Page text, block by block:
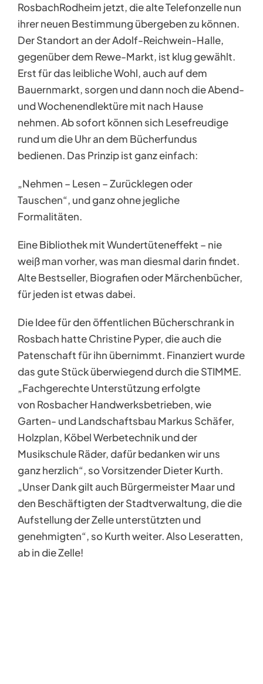
RosbachRodheim jetzt, die alte Telefonzelle nun
ihrer neuen Bestimmung übergeben zu können.
Der Standort an der Adolf-Reichwein-Halle,
gegenüber dem Rewe-Markt, ist klug gewählt.
Erst für das leibliche Wohl, auch auf dem
Bauernmarkt, sorgen und dann noch die Abend-
und Wochenendlektüre mit nach Hause
nehmen. Ab sofort können sich Lesefreudige
rund um die Uhr an dem Bücherfundus
bedienen. Das Prinzip ist ganz einfach:
„Nehmen – Lesen – Zurücklegen oder
Tauschen“, und ganz ohne jegliche
Formalitäten.
Eine Bibliothek mit Wundertüteneffekt – nie
weiß man vorher, was man diesmal darin findet.
Alte Bestseller, Biografien oder Märchenbücher,
für jeden ist etwas dabei.
Die Idee für den öffentlichen Bücherschrank in
Rosbach hatte Christine Pyper, die auch die
Patenschaft für ihn übernimmt. Finanziert wurde
das gute Stück überwiegend durch die STIMME.
„Fachgerechte Unterstützung erfolgte
von Rosbacher Handwerksbetrieben, wie
Garten- und Landschaftsbau Markus Schäfer,
Holzplan, Köbel Werbetechnik und der
Musikschule Räder, dafür bedanken wir uns
ganz herzlich“, so Vorsitzender Dieter Kurth.
„Unser Dank gilt auch Bürgermeister Maar und
den Beschäftigten der Stadtverwaltung, die die
Aufstellung der Zelle unterstützten und
genehmigten“, so Kurth weiter. Also Leseratten,
ab in die Zelle!